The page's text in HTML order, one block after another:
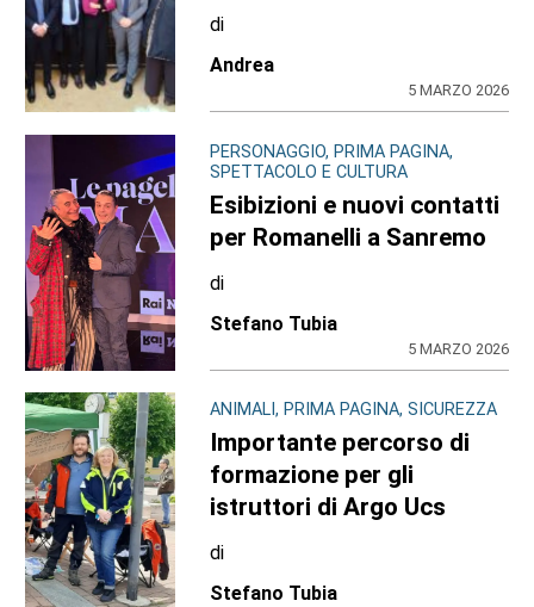
di
Andrea
5 MARZO 2026
PERSONAGGIO, PRIMA PAGINA,
SPETTACOLO E CULTURA
Esibizioni e nuovi contatti
per Romanelli a Sanremo
di
Stefano Tubia
5 MARZO 2026
ANIMALI, PRIMA PAGINA, SICUREZZA
Importante percorso di
formazione per gli
istruttori di Argo Ucs
di
Stefano Tubia